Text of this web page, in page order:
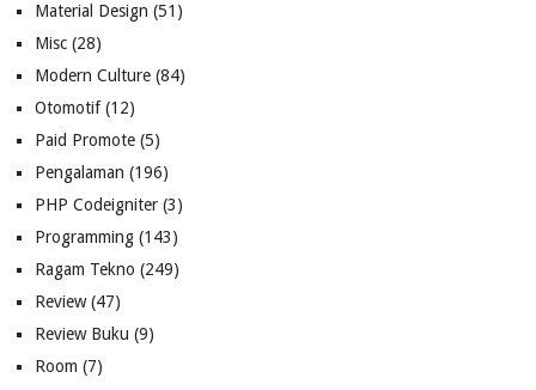
Material Design (51)
Misc(28)
Modern Culture(84)
Otomotif(12)
Paid Promote(5)
Pengalaman (196)
PHP Codeigniter(3)
Programming(143)
Ragam Tekno (249)
Review(47)
Review Buku (9)
Room (7)